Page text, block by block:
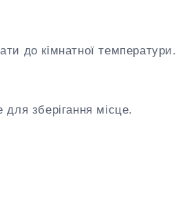
до кімнатної температури.
зберігання місце.